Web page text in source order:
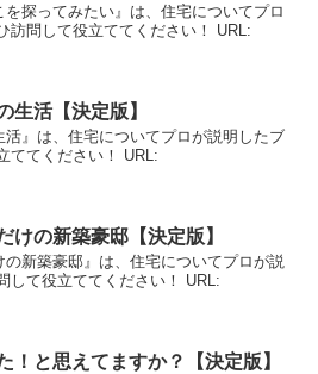
を探ってみたい』は、住宅についてプロ
訪問して役立ててください！ URL:
生活【決定版】
活』は、住宅についてプロが説明したブ
ててください！ URL:
けの新築豪邸【決定版】
の新築豪邸』は、住宅についてプロが説
して役立ててください！ URL:
！と思えてますか？【決定版】